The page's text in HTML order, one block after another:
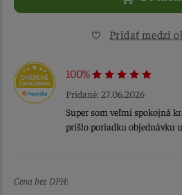
Pridať medzi
100%
Pridané: 27.06.2026
Super som veľmi spokojná
prišlo poriadku objednávku
Cena bez DPH: